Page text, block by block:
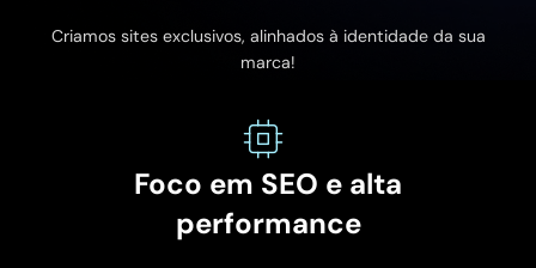
Criamos sites exclusivos, alinhados à identidade da sua
marca!
Foco em SEO e alta
performance